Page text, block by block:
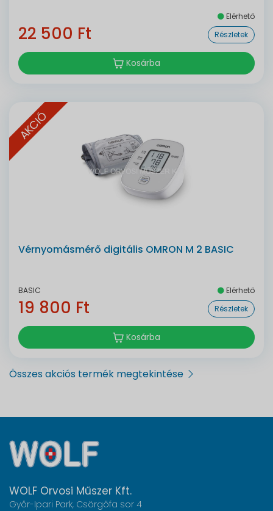
Elérhető
22 500 Ft Részletek
Kosárba
AKCIÓ
Vérnyomásmérő digitális OMRON M 2 BASIC
BASIC Elérhető
19 800 Ft Részletek
Kosárba
Összes akciós termék megtekintése
WOLF Orvosi Műszer Kft.
Győr-Ipari Park, Csörgőfa sor 4